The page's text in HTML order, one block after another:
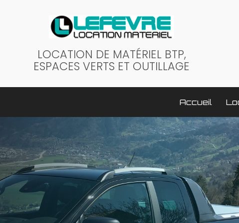
LOCATION DE MATÉRIEL BTP,
ESPACES VERTS ET OUTILLAGE
Accueil